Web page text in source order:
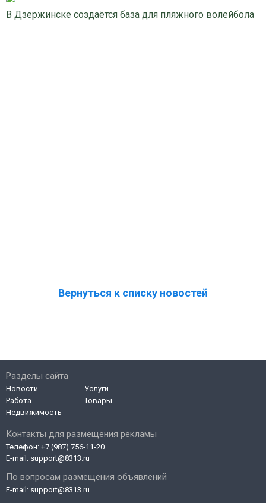
В Дзержинске создаётся база для пляжного волейбола
Вернуться к списку новостей
Контакты для размещения рекламы
Телефон: +7 (987) 756-11-20
E-mail: support@8313.ru
По вопросам размещения объявлений
E-mail: support@8313.ru
Разделы сайта
Новости
Работа
Недвижимость
Услуги
Товары